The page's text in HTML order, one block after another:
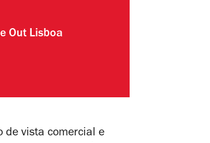
Out Lisboa
de vista comercial e